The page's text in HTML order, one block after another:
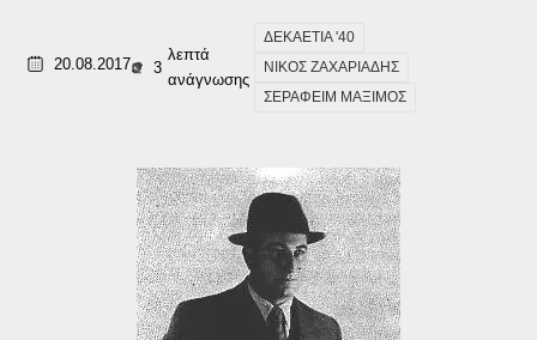
20.08.2017 3
λεπτά
ανάγνωσης
ΔΕΚΑΕΤΙΑ '40
ΝΙΚΟΣ ΖΑΧΑΡΙΑΔΗΣ
ΣΕΡΑΦΕΙΜ ΜΑΞΙΜΟΣ